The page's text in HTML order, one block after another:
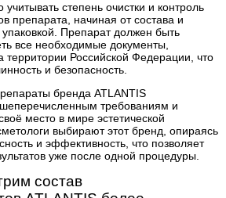
степень очистки и контроль
препарата, начиная от состава и
Препарат должен быть
все необходимые документы,
территории Российской Федерации, что
и безопасность.
бренда ATLANTIS
требованиям и
место в мире эстетической
выбирают этот бренд, опираясь
и эффективность, что позволяет
уже после одной процедуры.
состав